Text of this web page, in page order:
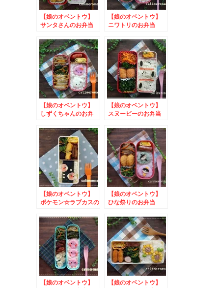
【娘のオベントウ】
サンタさんのお弁当
Instagramクリスマ
スキャンペーン
【娘のオベントウ】
ニワトリのお弁当
周年のプレゼントキャ
ンペーン
【娘のオベントウ】
しずくちゃんのお弁
ーズ写真投稿キャンペ
ーン
【娘のオベントウ】
スヌーピーのお弁当
そレシピ大募集キャン
ペーン
【娘のオベントウ】
ポケモン☆ラブカスの
【娘のオベントウ】
ひな祭りのお弁当
【娘のオベントウ】
【娘のオベントウ】